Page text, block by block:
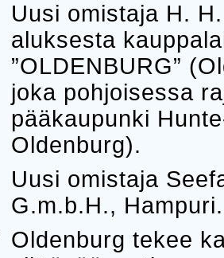
Uusi omistaja H.
aluksesta
”OLDENBURG”
joka pohjoisessa
pääkaupunki
Oldenburg).
Uusi omistaja
G.m.b.H., Hampuri.
Oldenburg tekee